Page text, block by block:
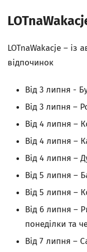
LOTnaWakacje – із
відпочинок
Від 3 липня -
Від 3 липня –
Від 4 липня –
Від 4 липня –
Від 4 липня –
Від 5 липня –
Від 5 липня –
Від 6 липня –
понеділки та
Від 7 липня –